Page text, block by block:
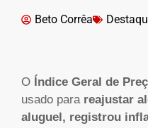
Beto Corrêa
O Índice Geral de
usado para reajustar
aluguel, registrou